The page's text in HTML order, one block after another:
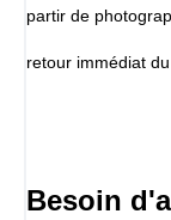
partir de
retour immédiat du
Besoin